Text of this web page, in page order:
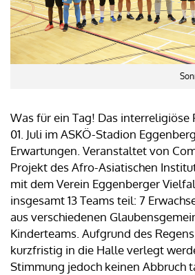
Was für ein Tag! Das
01. Juli im ASKÖ-Stadion
Erwartungen. Veranstaltet von
Projekt des Afro-Asiatischen
mit dem Verein Eggenberger
insgesamt 13 Teams teil: 7
aus verschiedenen
Kinderteams. Aufgrund des
kurzfristig in die Halle verlegt
Stimmung jedoch keinen Abbruch